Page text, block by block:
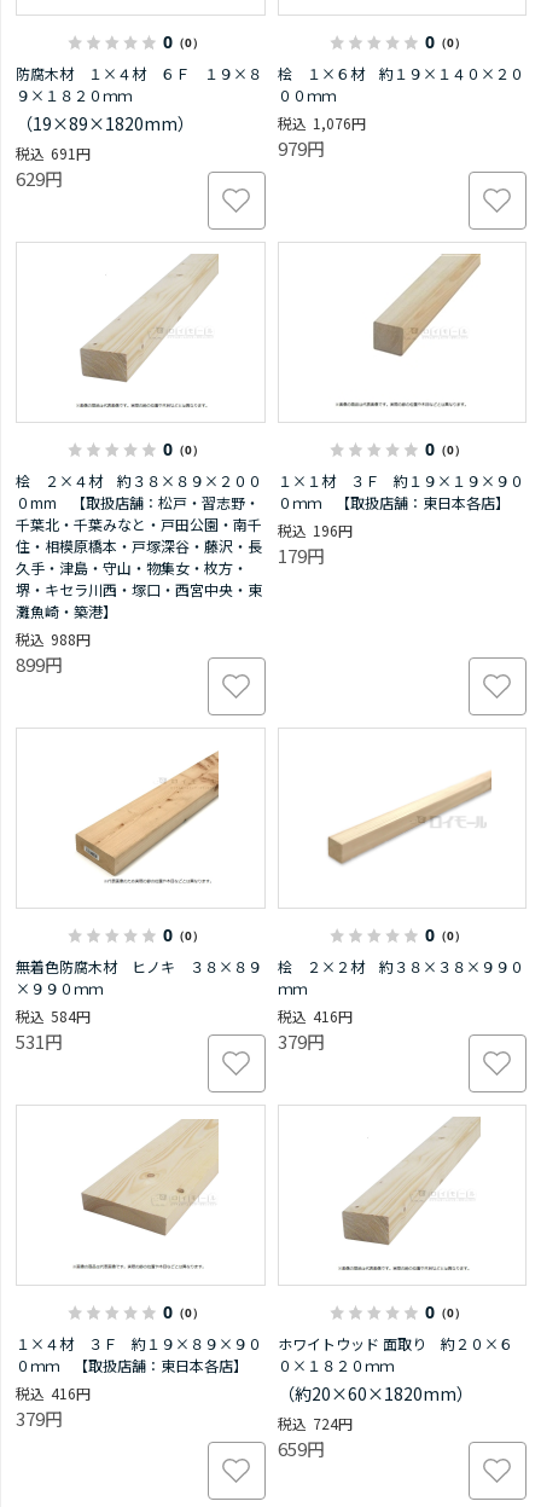
0 （0）
防腐木材 １×４材 ６Ｆ １９×８
９×１８２０ｍｍ
（19×89×1820mm）
691円
629円
0（0）
桧 １×６材 約１９×１４０×２０
００ｍｍ
1,076円
979円
0 （0）
桧 ２×４材 約３８×８９×２００
０mm 【取扱店舗：松戸・習志野・
千葉北・千葉みなと・戸田公園・南千
住・相模原橋本・戸塚深谷・藤沢・長
久手・津島・守山・物集女・枚方・
堺・キセラ川西・塚口・西宮中央・東
灘魚崎・築港】
988円
899円
0（0）
１×１材 ３Ｆ 約１９×１９×９０
０ｍｍ 【取扱店舗：東日本各店】
196円
179円
0 （0）
無着色防腐木材 ヒノキ ３８×８９
×９９０ｍｍ
584円
531円
0（0）
桧 ２×２材 約３８×３８×９９０
ｍｍ
416円
379円
0 （0）
１×４材 ３Ｆ 約１９×８９×９０
０ｍｍ 【取扱店舗：東日本各店】
416円
379円
0（0）
ホワイトウッド 面取り 約２０×６
０×１８２０ｍｍ
（約20×60×1820mm）
724円
659円